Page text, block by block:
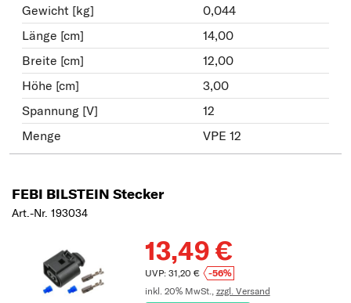
Gewicht [kg]
0,044
Länge [cm]
14,00
Breite [cm]
12,00
Höhe [cm]
3,00
Spannung [V]
12
Menge
VPE 12
FEBI BILSTEIN Stecker
Art.-Nr. 193034
13,49 €
UVP: 31,20 €
-56%
inkl. 20% MwSt., zzgl. Versand